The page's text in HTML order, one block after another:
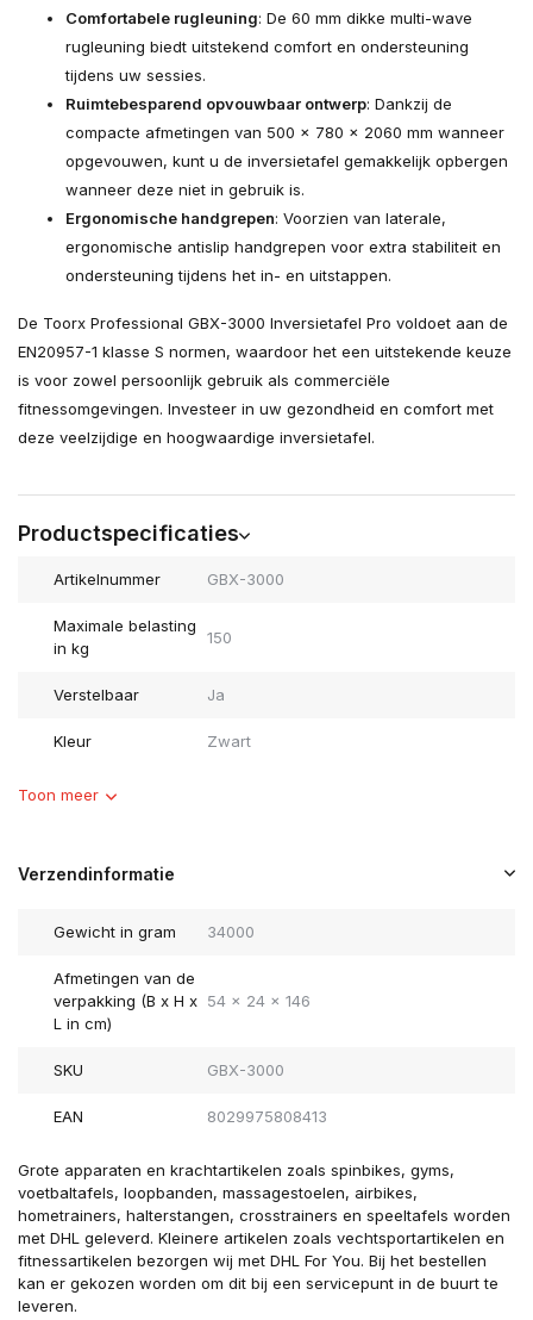
Comfortabele rugleuning: De 60 mm dikke multi-wave
rugleuning biedt uitstekend comfort en ondersteuning
tijdens uw sessies.
Ruimtebesparend opvouwbaar ontwerp: Dankzij de
compacte afmetingen van 500 x 780 x 2060 mm wanneer
opgevouwen, kunt u de inversietafel gemakkelijk opbergen
wanneer deze niet in gebruik is.
Ergonomische handgrepen: Voorzien van laterale,
ergonomische antislip handgrepen voor extra stabiliteit en
ondersteuning tijdens het in- en uitstappen.
De Toorx Professional GBX-3000 Inversietafel Pro voldoet aan de
EN20957-1 klasse S normen, waardoor het een uitstekende keuze
is voor zowel persoonlijk gebruik als commerciële
fitnessomgevingen. Investeer in uw gezondheid en comfort met
deze veelzijdige en hoogwaardige inversietafel.
Productspecificaties
Artikelnummer GBX-3000
Maximale belasting
in kg
150
Verstelbaar Ja
Kleur Zwart
Toon meer
Verzendinformatie
Gewicht in gram 34000
Afmetingen van de
verpakking (B x H x
L in cm)
54 x 24 x 146
SKU GBX-3000
EAN 8029975808413
Grote apparaten en krachtartikelen zoals spinbikes, gyms,
voetbaltafels, loopbanden, massagestoelen, airbikes,
hometrainers, halterstangen, crosstrainers en speeltafels worden
met DHL geleverd. Kleinere artikelen zoals vechtsportartikelen en
fitnessartikelen bezorgen wij met DHL For You. Bij het bestellen
kan er gekozen worden om dit bij een servicepunt in de buurt te
leveren.